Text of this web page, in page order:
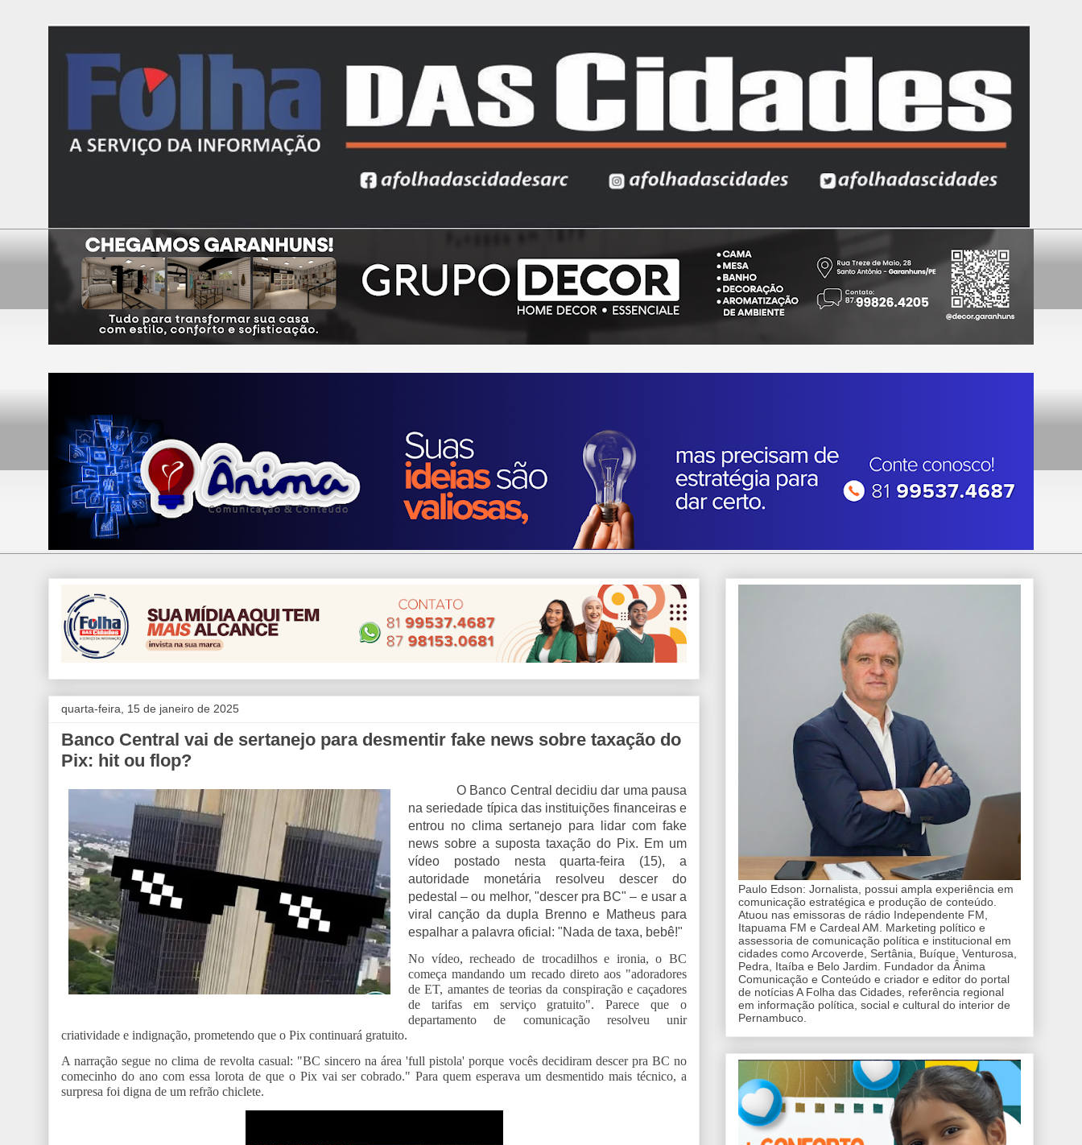
quarta-feira, 15 de janeiro de 2025
Banco Central vai de sertanejo para desmentir fake news sobre taxação do
Pix: hit ou flop?
O Banco Central decidiu dar uma pausa
na seriedade típica das instituições financeiras e
entrou no clima sertanejo para lidar com fake
news sobre a suposta taxação do Pix. Em um
vídeo postado nesta quarta-feira (15), a
autoridade monetária resolveu descer do
pedestal – ou melhor, "descer pra BC" – e usar a
viral canção da dupla Brenno e Matheus para
espalhar a palavra oficial: "Nada de taxa, bebê!"
No vídeo, recheado de trocadilhos e ironia, o BC
começa mandando um recado direto aos "adoradores
de ET, amantes de teorias da conspiração e caçadores
de tarifas em serviço gratuito". Parece que o
departamento de comunicação resolveu unir
criatividade e indignação, prometendo que o Pix continuará gratuito.
A narração segue no clima de revolta casual: "BC sincero na área 'full pistola' porque vocês decidiram descer pra BC no
comecinho do ano com essa lorota de que o Pix vai ser cobrado." Para quem esperava um desmentido mais técnico, a
surpresa foi digna de um refrão chiclete.
Paulo Edson: Jornalista, possui ampla experiência em
comunicação estratégica e produção de conteúdo.
Atuou nas emissoras de rádio Independente FM,
Itapuama FM e Cardeal AM. Marketing político e
assessoria de comunicação política e institucional em
cidades como Arcoverde, Sertânia, Buíque, Venturosa,
Pedra, Itaíba e Belo Jardim. Fundador da Ânima
Comunicação e Conteúdo e criador e editor do portal
de notícias A Folha das Cidades, referência regional
em informação política, social e cultural do interior de
Pernambuco.